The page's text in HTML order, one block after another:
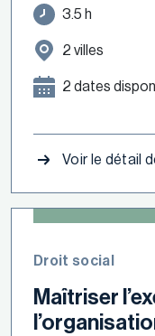
3.5 h
2 villes
2 dates
Voir le détail
Droit social
Maîtriser